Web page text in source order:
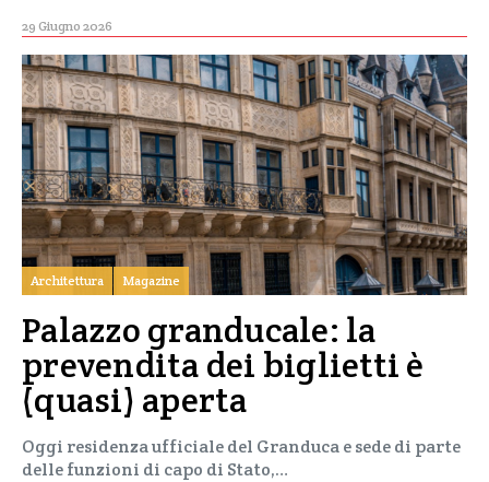
29 Giugno 2026
Architettura Magazine
Palazzo granducale: la
prevendita dei biglietti è
(quasi) aperta
Oggi residenza ufficiale del Granduca e sede di parte
delle funzioni di capo di Stato,…